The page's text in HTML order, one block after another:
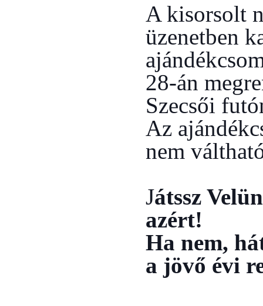
A kisorsolt
üzenetben
28-án
Szecsői
Az
nem
Játssz
azért!
Ha nem,
a jövő évi